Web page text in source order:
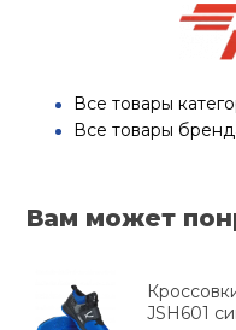
Все товары
Все товары
Вам может
JSH601